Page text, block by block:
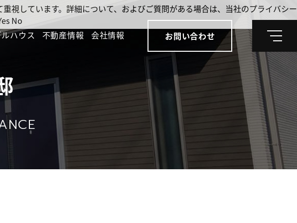
ハウス 不動産情報 会社情報 お問い合わせ
メ
ュ
ー
邸
視しています。詳細について、およびご質問がある場合は、当社のプライバシー
No